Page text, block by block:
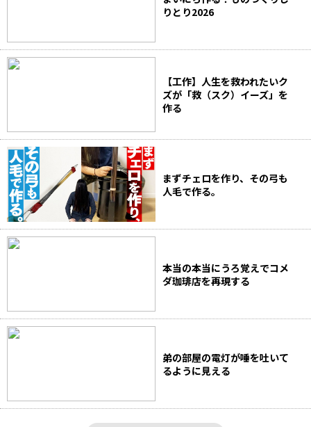
りとり2026
【工作】人生を救われたいク
ズが「救（スク）イーズ」を
作る
まずチェロを作り、その弓も
人毛で作る。
本当の本当にうろ覚えでコメ
ダ珈琲店を再現する
弟の部屋の電灯が唾を吐いて
るように見える